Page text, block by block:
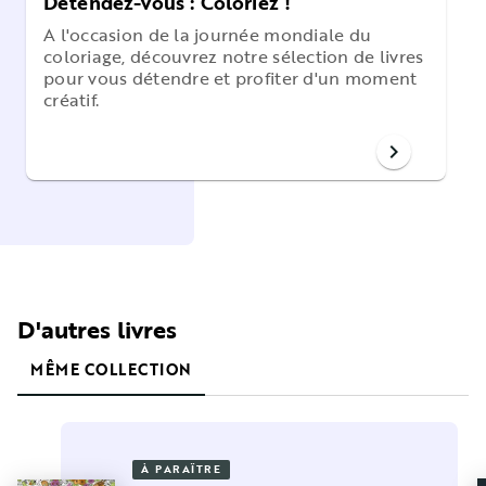
A l'occasion de la journée mondiale du
coloriage, découvrez notre sélection de livres
pour vous détendre et profiter d'un moment
créatif.
chevron_right
D'autres livres
MÊME COLLECTION
À PARAÎTRE